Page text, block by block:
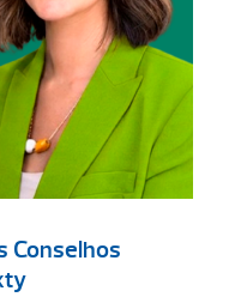
Conselhos